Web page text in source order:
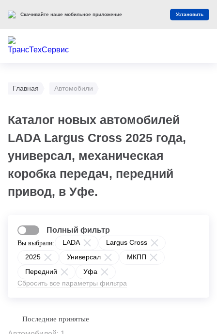
Главная Автомобили
Каталог новых автомобилей
LADA Largus Cross 2025 года,
универсал, механическая
коробка передач, передний
привод, в Уфе.
Вы выбрали: LADA
Largus Cross
2025
Универсал
МКПП
Передний
Уфа
Сбросить все параметры фильтра
Полный фильтр
Скачивайте наше мобильное приложение Установить